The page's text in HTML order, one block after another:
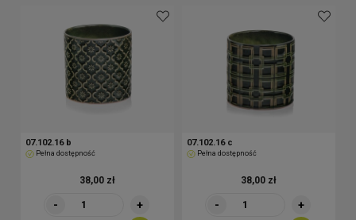
07.102.16 b
Pełna dostępność
38,00 zł
- +
07.102.16 c
Pełna dostępność
38,00 zł
- +